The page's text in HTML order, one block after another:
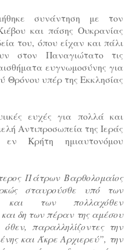
συνάντηση με τον
και πάσης Ουκρανίας
του, όπου είχαν και πάλι
στον Παναγιώτατο τις
ευγνωμοσύνης για
Θρόνου υπέρ της Εκκλησίας
ευχές για πολλά και
Αντιπροσωπεία της Ιεράς
Κρήτη ημιαυτονόμου
Πάτρων Βαρθολομαίος
σταυρούσθε υπό των
και των πολλαχόθεν
δη των πέραν της αμέσου
παραλληλίζοντες την
και Άκρε Αρχιερεύ”, την